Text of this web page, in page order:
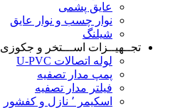
عایق پشمی
نوار چسب و نوار عایق
شیلنگ
تجــهیــزات اســـتخر و جکوزی
لوله اتصالات U-PVC
پمپ مدار تصفیه
فیلتر مدار تصفیه
اسکیمر ٬ نازل و کفشور